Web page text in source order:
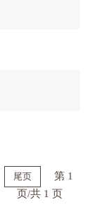
尾页
第 1
页/共 1 页